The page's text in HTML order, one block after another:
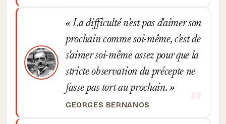
La difficulté n'est pas d'aimer son
prochain comme soi-même, c'est de
s'aimer soi-même assez pour que la
stricte observation du précepte ne
fasse pas tort au prochain.
GEORGES BERNANOS